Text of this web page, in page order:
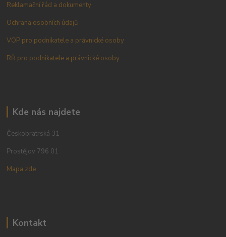
Reklamační řád a dokumenty
Ochrana osobních údajů
VOP pro podnikatele a právnické osoby
RŘ pro podnikatele a právnické osoby
Kde nás najdete
Českobratrská 31
Prostějov 796 01
Mapa zde
Kontakt